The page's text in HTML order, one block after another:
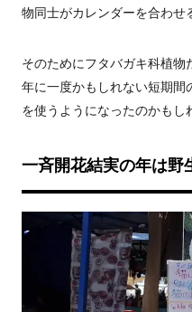
物同士がカレンダーを合わせ
そのためにフタバガキ科植物
年に一度かもしれない短期間
を使うようになったのかもし
一斉開花結実の年は野